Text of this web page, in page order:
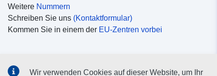
Weitere Nummern
Schreiben Sie uns (Kontaktformular)
Kommen Sie in einem der EU-Zentren vorbei
Wir verwenden Cookies auf dieser Website, um Ihr